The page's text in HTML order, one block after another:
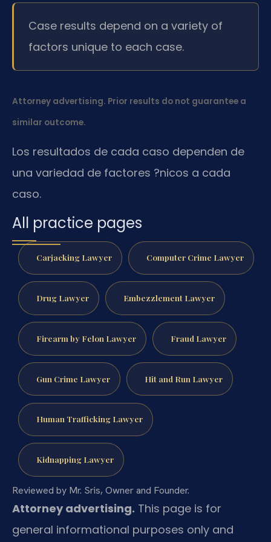
Case results depend on a variety of
factors unique to each case.
Attorney advertising. Prior results do not guarantee a
similar outcome.
Los resultados de cada caso dependen de
una variedad de factores ?nicos a cada
caso.
All practice pages
Carjacking Lawyer Computer Crime Lawyer
Drug Lawyer Embezzlement Lawyer
Firearm by Felon Lawyer Fraud Lawyer
Gun Crime Lawyer Hit and Run Lawyer
Human Trafficking Lawyer
Kidnapping Lawyer
Reviewed by Mr. Sris, Owner and Founder.
Attorney advertising. This page is for
general informational purposes only and